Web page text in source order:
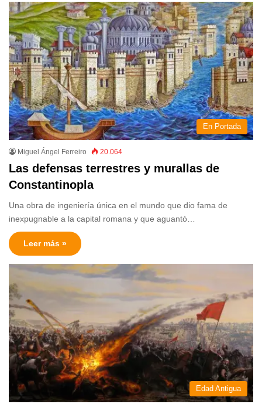
En Portada
Miguel Ángel Ferreiro 20.064
Las defensas terrestres y murallas de
Constantinopla
Una obra de ingeniería única en el mundo que dio fama de
inexpugnable a la capital romana y que aguantó…
Leer más »
Edad Antigua